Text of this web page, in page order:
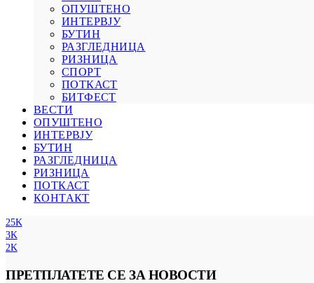
ОПУШТЕНО
ИНТЕРВЈУ
БУТИН
РАЗГЛЕДНИЦА
РИЗНИЦА
СПОРТ
ПОТКАСТ
БИТФЕСТ
ВЕСТИ
ОПУШТЕНО
ИНТЕРВЈУ
БУТИН
РАЗГЛЕДНИЦА
РИЗНИЦА
ПОТКАСТ
КОНТАКТ
25K
3K
2K
ПРЕТПЛАТЕТЕ СЕ ЗА НОВОСТИ